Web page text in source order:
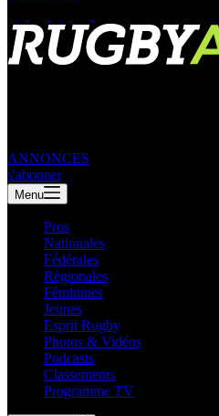
ANNONCES
s'abonner
Menu
Pros
Nationales
Fédérales
Régionales
Féminines
Jeunes
Esprit Rugby
Photos & Vidéos
Podcasts
Classements
Programme TV